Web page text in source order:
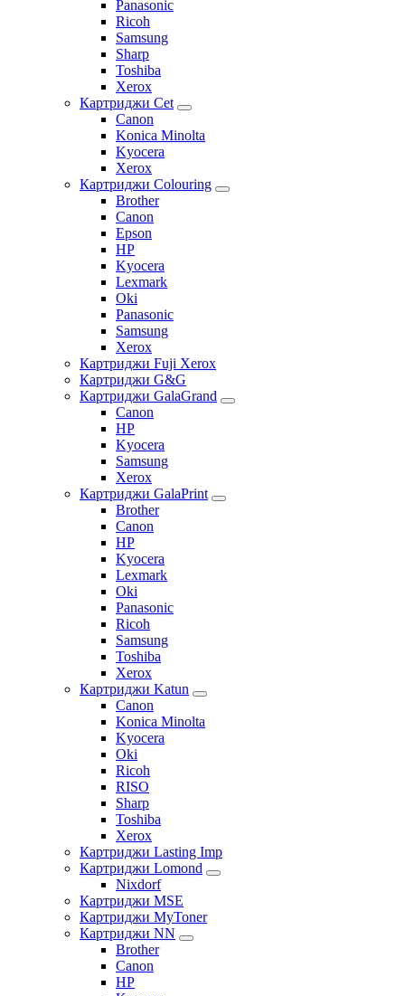
Panasonic
Ricoh
Samsung
Sharp
Toshiba
Xerox
Картриджи Cet
Canon
Konica Minolta
Kyocera
Xerox
Картриджи Colouring
Brother
Canon
Epson
HP
Kyocera
Lexmark
Oki
Panasonic
Samsung
Xerox
Картриджи Fuji Xerox
Картриджи G&G
Картриджи GalaGrand
Canon
HP
Kyocera
Samsung
Xerox
Картриджи GalaPrint
Brother
Canon
HP
Kyocera
Lexmark
Oki
Panasonic
Ricoh
Samsung
Toshiba
Xerox
Картриджи Katun
Canon
Konica Minolta
Kyocera
Oki
Ricoh
RISO
Sharp
Toshiba
Xerox
Картриджи Lasting Imp
Картриджи Lomond
Nixdorf
Картриджи MSE
Картриджи MyToner
Картриджи NN
Brother
Canon
HP